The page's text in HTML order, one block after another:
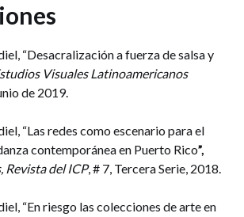
“Desacralización a fuerza de salsa y
Visuales Latinoamericanos
de 2019.
“Las redes como escenario para el
contemporánea en Puerto Rico”,
Revista del ICP, # 7, Tercera Serie, 2018.
“En riesgo las colecciones de arte en